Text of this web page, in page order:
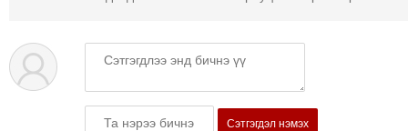
Сэтгэгдэл нэмэх